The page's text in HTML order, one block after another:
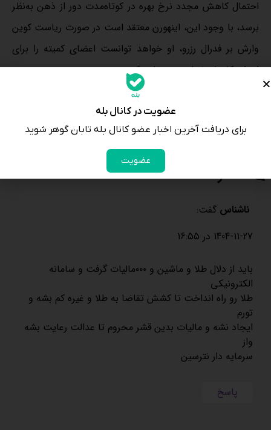
احتمال کاهش مجدد نرخ بهره در کوتاه‌مدت دور از ذهن به‌نظر
برسد، با وجود این، اینهورن معتقد است در صورت ریاست کوین
وارش بر فدرال رزرو، او خواهد توانست اعضای کمیته را برای
اجرای کاهش نرخ‌ بهره متقاعد کند،
اینهورن دراین‌باره گفت: «او استدلال‌هایی مطرح خواهد کرد که
دیگران را قانع می‌کند».
2 نظر
ناشناس گفت:
1404-11-27 در 16:55
باید از دلال طلا و ماشین و ۰۰۰مالیات گرفت و سامانه
الکترونیکی
طلا رو راه انداخت تا کشش تقاضا به طلا و غیره کم بشه و
تورم
ایجاد نشه و مالیات بدین قشر محروم تا عدالت رعایت بشه
واز
سرمایه دار نترسین
پاسخ
عضویت در کانال بله
برای دریافت آخرین اخبار عضو کانال بله تابان گوهر شوید
عضویت